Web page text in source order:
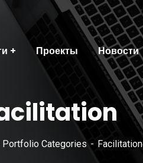
Проекты Новости
Portfolio Categories Facilitation